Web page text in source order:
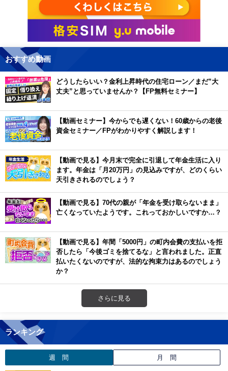
おすすめ動画
どうしたらいい？金利上昇時代の住宅ローン／まだ”大
丈夫”と思っていませんか？【FP無料セミナー】
【動画セミナー】今からでも遅くない！60歳からの老後
資金セミナー／FPがわかりやすく解説します！
【動画で見る】今月末で完全に引退して年金生活に入り
ます。年金は「月20万円」の見込みですが、どのくらい
天引きされるのでしょう？
【動画で見る】70代の親が「年金を受け取らないまま」
亡くなっていたようです。これっておかしいですか…？
【動画で見る】年間「5000円」の町内会費の支払いを拒
否したら「今後ゴミを捨てるな」と言われました。正直
払いたくないのですが、法的な拘束力はあるのでしょう
か？
さらに見る
ランキング
週 間 月 間